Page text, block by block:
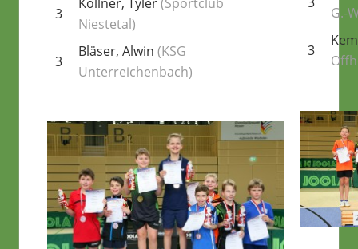
3
Niestetal)
3
Bläser, Alwin (KSG
Unterreichenbach)
G.-
3